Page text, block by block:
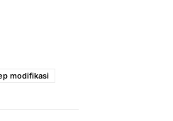
modifikasi